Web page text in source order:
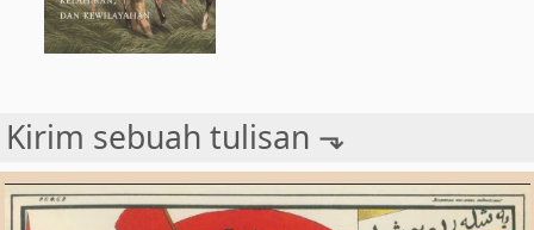
Kirim sebuah tulisan ⬎